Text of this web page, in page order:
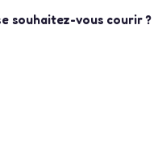
souhaitez-vous courir ?